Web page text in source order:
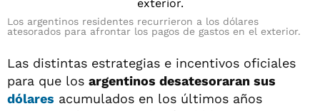
Los argentinos residentes recurrieron a los dólares
atesorados para afrontar los pagos de gastos en el exterior.
Las distintas estrategias e incentivos oficiales
para que los argentinos desatesoraran sus
dólares acumulados en los últimos años